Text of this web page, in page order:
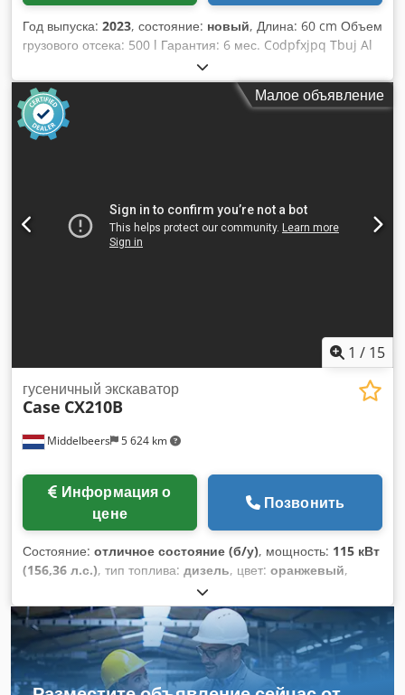
Год выпуска: 2023, состояние: новый, Длина: 60 cm Объем
грузового отсека: 500 l Гарантия: 6 мес. Codpfxjpq Tbuj Al
Малое объявление
1 / 15
Middelbeers 5 624 km
гусеничный экскаватор
Case CX210B
цене
Позвонить
Состояние: отличное состояние (б/у), мощность: 115 кВт
(156,36 л.с.), тип топлива: дизель, цвет: оранжевый,
07/2013, Год выпуска:
моточасы:15 109 h, Общая информация Год выпуска: 2012
Серийный номер: DCH210R5NCEAH2500 Техническая
информация Количество цилиндров: 4 Собственный вес: 22
600 кг Функционально Рабочая ширина: 300 см Cedpfx Aloy
En Nde Sjha Сертификат CE: да Состояние Техническое